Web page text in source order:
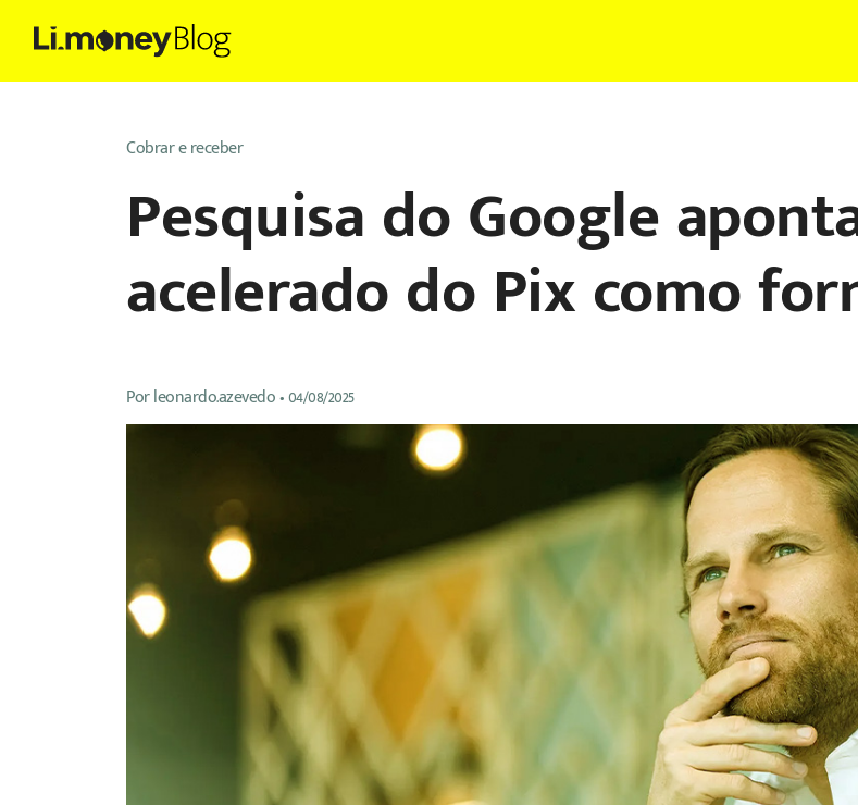
Cobrar e receber
Pesquisa do Google
acelerado do Pix como
Porleonardo.azevedo•04/08/2025